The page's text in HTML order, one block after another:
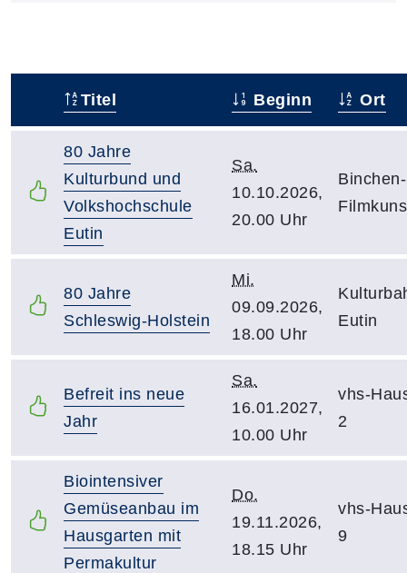
Titel Beginn Ort
80 Jahre
Kulturbund und
Volkshochschule
Eutin
Sa.
10.10.2026,
20.00 Uhr
Binchen-
80 Jahre
Schleswig-Holstein
Mi.
09.09.2026,
18.00 Uhr
Eutin
Befreit ins neue
Jahr
Sa.
16.01.2027,
10.00 Uhr
vhs-
2
Biointensiver
Gemüseanbau im
Hausgarten mit
Permakultur
Do.
19.11.2026,
18.15 Uhr
vhs-
9